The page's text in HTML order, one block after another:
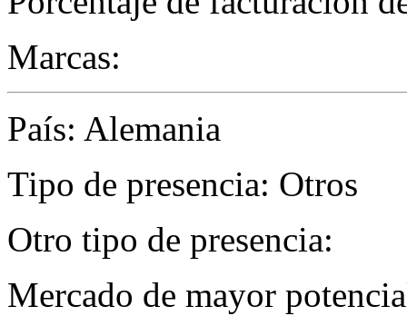
Marcas:
País: Alemania
Tipo de presencia: Otros
Otro tipo de presencia:
Mercado de mayor